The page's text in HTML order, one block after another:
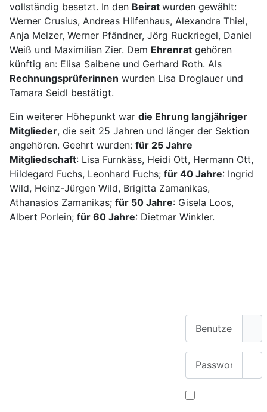
vollständig besetzt. In den Beirat wurden gewählt:
Werner Crusius, Andreas Hilfenhaus, Alexandra Thiel,
Anja Melzer, Werner Pfändner, Jörg Ruckriegel, Daniel
Weiß und Maximilian Zier. Dem Ehrenrat gehören
künftig an: Elisa Saibene und Gerhard Roth. Als
Rechnungsprüferinnen wurden Lisa Droglauer und
Tamara Seidl bestätigt.
Ein weiterer Höhepunkt war die Ehrung langjähriger
Mitglieder, die seit 25 Jahren und länger der Sektion
angehören. Geehrt wurden: für 25 Jahre
Mitgliedschaft: Lisa Furnkäss, Heidi Ott, Hermann Ott,
Hildegard Fuchs, Leonhard Fuchs; für 40 Jahre: Ingrid
Wild, Heinz-Jürgen Wild, Brigitta Zamanikas,
Athanasios Zamanikas; für 50 Jahre: Gisela Loos,
Albert Porlein; für 60 Jahre: Dietmar Winkler.